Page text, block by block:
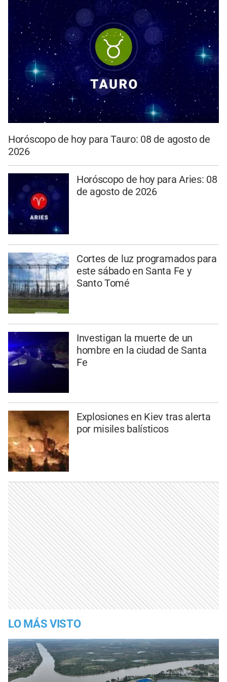
Horóscopo de hoy para Tauro: 08 de agosto de
2026
Horóscopo de hoy para Aries: 08
de agosto de 2026
Cortes de luz programados para
este sábado en Santa Fe y
Santo Tomé
Investigan la muerte de un
hombre en la ciudad de Santa
Fe
Explosiones en Kiev tras alerta
por misiles balísticos
LO MÁS VISTO